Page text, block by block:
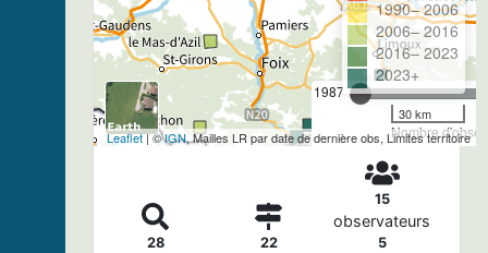
1987
Nombre
1990– 2006
2006– 2016
2016– 2023
2023+
30 km
Leaflet| ©IGN, Mailles LR par date de dernière obs, Limites territoire
28 22
15
observateurs
5